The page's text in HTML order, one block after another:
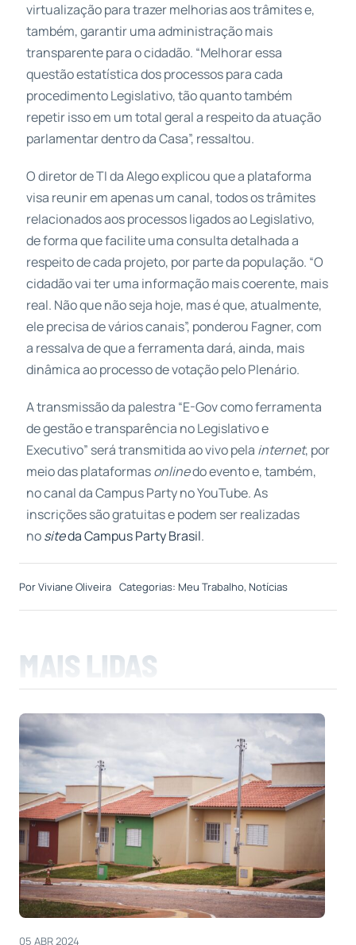
virtualização para trazer melhorias aos trâmites e,
também, garantir uma administração mais
transparente para o cidadão. “Melhorar essa
questão estatística dos processos para cada
procedimento Legislativo, tão quanto também
repetir isso em um total geral a respeito da atuação
parlamentar dentro da Casa”, ressaltou.
O diretor de TI da Alego explicou que a plataforma
visa reunir em apenas um canal, todos os trâmites
relacionados aos processos ligados ao Legislativo,
de forma que facilite uma consulta detalhada a
respeito de cada projeto, por parte da população. “O
cidadão vai ter uma informação mais coerente, mais
real. Não que não seja hoje, mas é que, atualmente,
ele precisa de vários canais”, ponderou Fagner, com
a ressalva de que a ferramenta dará, ainda, mais
dinâmica ao processo de votação pelo Plenário.
A transmissão da palestra “E-Gov como ferramenta
de gestão e transparência no Legislativo e
Executivo” será transmitida ao vivo pela internet, por
meio das plataformasonlinedo evento e, também,
no canal da Campus Party no YouTube. As
inscrições são gratuitas e podem ser realizadas
nositeda Campus Party Brasil.
PorViviane Oliveira Categorias: Meu Trabalho, Notícias
MAIS LIDAS
05 ABR 2024